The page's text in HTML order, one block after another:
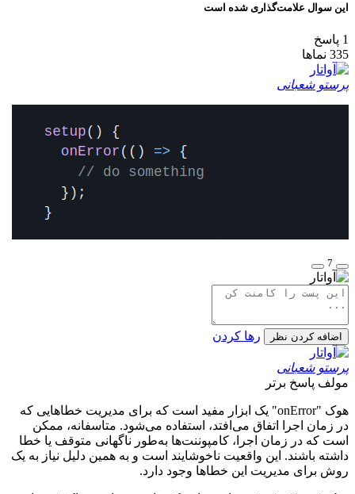
این سوال علامت‌گذاری شده است
1 پاسخ
335 نماها
پرستو شعبانی
7
اضافه کردن نظر رها کردن
پرستو شعبانی
مولف پاسخ برتر
هوک "onError" یک ابزار مفید است که برای مدیریت خطاهایی که
در زمان اجرا اتفاق می‌افتد، استفاده می‌شود. متاسفانه، ممکن
است که در زمان اجرا، کامپوننت‌ها به‌طور ناگهانی متوقف یا خطا
داشته باشند. این واقعیت ناخوشایند است و به همین دلیل نیاز به یک
روش برای مدیریت این خطاها وجود دارد.